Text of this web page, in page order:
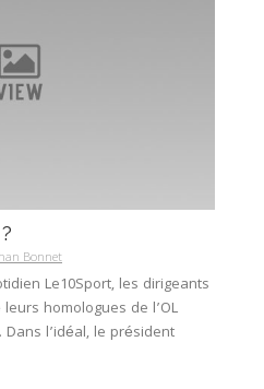
Bonnet
Le10Sport, les dirigeants
homologues de l’OL
l’idéal, le président